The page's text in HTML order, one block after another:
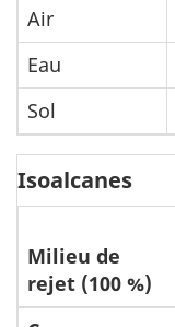
Air
Eau
Sol
Isoalcanes
Milieu de
rejet (100 %)